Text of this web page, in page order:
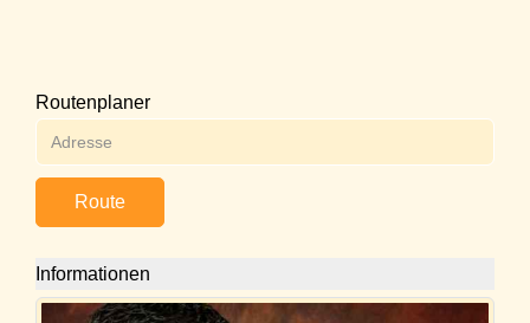
Routenplaner
Route
Informationen